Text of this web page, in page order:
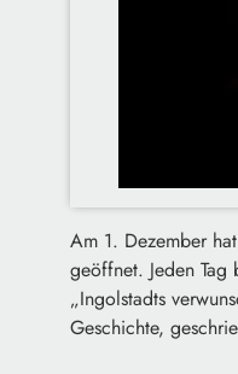
Am 1. Dezember
geöffnet. Jeden
„Ingolstadts
Geschichte,